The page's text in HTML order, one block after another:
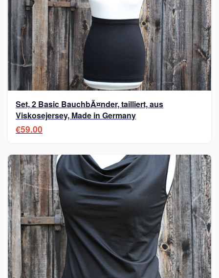
Set, 2 Basic BauchbÃ¤nder, tailliert, aus
Viskosejersey, Made in Germany
€59.00